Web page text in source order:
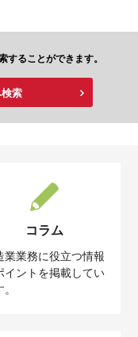
することができます。
索
コラム
業業務に役立つ情報
イントを掲載してい